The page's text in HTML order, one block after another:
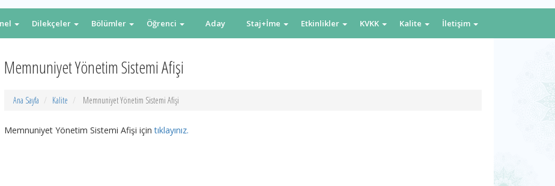
Dilekçeler Bölümler Öğrenci Aday Staj+İme Etkinlikler KVKK Kalite İletişim
Memnuniyet Yönetim Sistemi Afişi
Ana Sayfa Kalite Memnuniyet Yönetim Sistemi Afişi
Memnuniyet Yönetim Sistemi Afişi içintıklayınız.